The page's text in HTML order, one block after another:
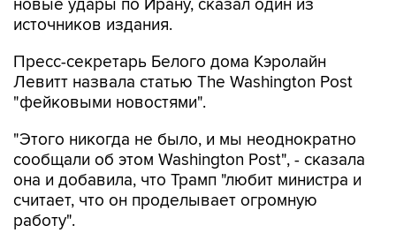
Пресс-секретарь Белого дома Кэролайн
"фейковыми новостями".
"Этого никогда не было, и мы неоднократно
она и добавила, что Трамп "любит министра и
считает, что он проделывает огромную
работу".